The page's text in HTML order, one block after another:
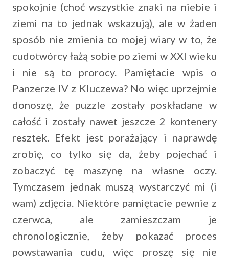
spokojnie (choć wszystkie znaki na niebie i
ziemi na to jednak wskazują), ale w żaden
sposób nie zmienia to mojej wiary w to, że
cudotwórcy łażą sobie po ziemi w XXI wieku
i nie są to prorocy. Pamiętacie wpis o
Panzerze IV z Kluczewa? No więc uprzejmie
donoszę, że puzzle zostały poskładane w
całość i zostały nawet jeszcze 2 kontenery
resztek. Efekt jest porażający i naprawdę
zrobię, co tylko się da, żeby pojechać i
zobaczyć tę maszynę na własne oczy.
Tymczasem jednak muszą wystarczyć mi (i
wam) zdjęcia. Niektóre pamiętacie pewnie z
czerwca, ale zamieszczam je
chronologicznie, żeby pokazać proces
powstawania cudu, więc proszę się nie